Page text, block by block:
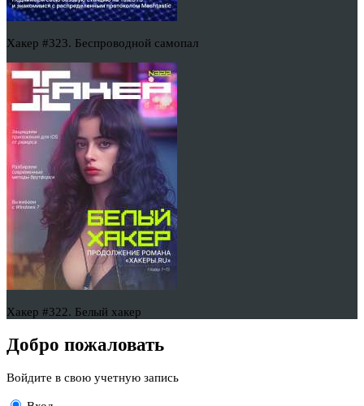
Хакер #323. Беспроводной самопал
Хакер #322. Белый хакер
Добро пожаловать
Войдите в свою учетную запись